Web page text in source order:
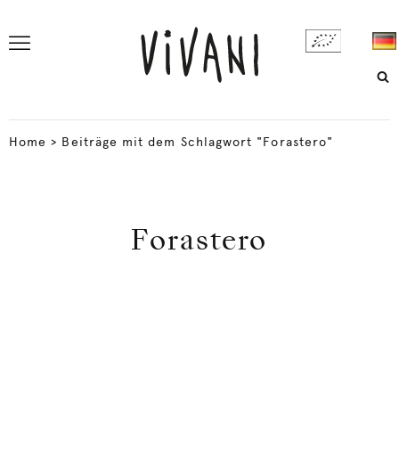
Home > Beiträge mit dem Schlagwort "Forastero"
Forastero